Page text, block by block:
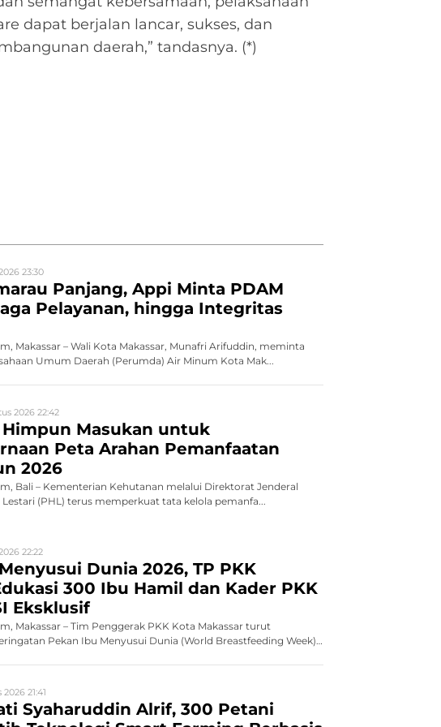
dapat berjalan lancar, sukses, dan
daerah,” tandasnya. (*)
23:30
Panjang, Appi Minta PDAM
Pelayanan, hingga Integritas
Makassar – Wali Kota Makassar, Munafri Arifuddin, meminta
Umum Daerah (Perumda) Air Minum Kota Mak...
2026 22:42
Masukan untuk
Peta Arahan Pemanfaatan
2026
Bali – Kementerian Kehutanan melalui Direktorat Jenderal
(PHL) terus memperkuat tata kelola pemanfa...
22:22
Dunia 2026, TP PKK
300 Ibu Hamil dan Kader PKK
Eksklusif
Makassar – Tim Penggerak PKK Kota Makassar turut
Pekan Ibu Menyusui Dunia (World Breastfeeding Week)
21:41
Syaharuddin Alrif, 300 Petani